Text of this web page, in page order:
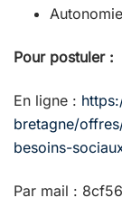
Pour postuler :
En ligne :
bretagne/
besoins-
Par mail :